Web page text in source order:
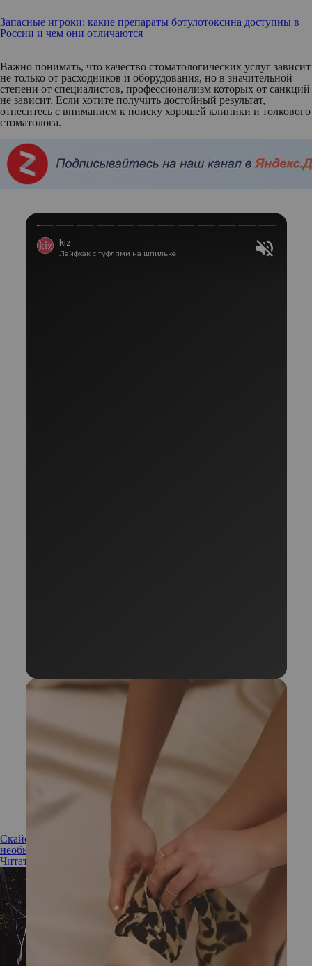
Запасные игроки: какие препараты ботулотоксина доступны в
России и чем они отличаются
Важно понимать, что качество стоматологических услуг зависит
не только от расходников и оборудования, но в значительной
степени от специалистов, профессионализм которых от санкций
не зависит. Если хотите получить достойный результат,
отнеситесь с вниманием к поиску хорошей клиники и толкового
стоматолога.
Скайсы на зубы: как устанавливаются и сколько держатся
необычные украшения
Читать полностью